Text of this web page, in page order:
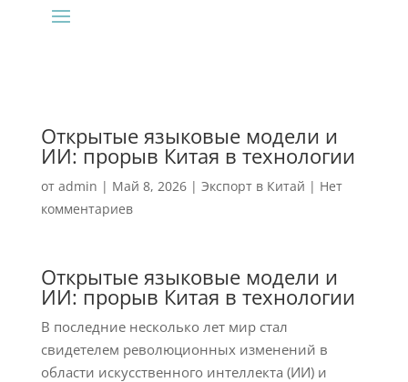
Открытые языковые модели и
ИИ: прорыв Китая в технологии
от admin | Май 8, 2026| Экспорт в Китай | Нет
комментариев
Открытые языковые модели и
ИИ: прорыв Китая в технологии
В последние несколько лет мир стал
свидетелем революционных изменений в
области искусственного интеллекта (ИИ) и